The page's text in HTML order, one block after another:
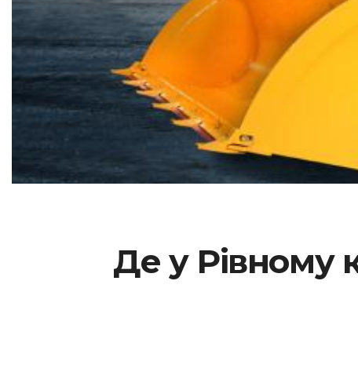
Де у Рівному